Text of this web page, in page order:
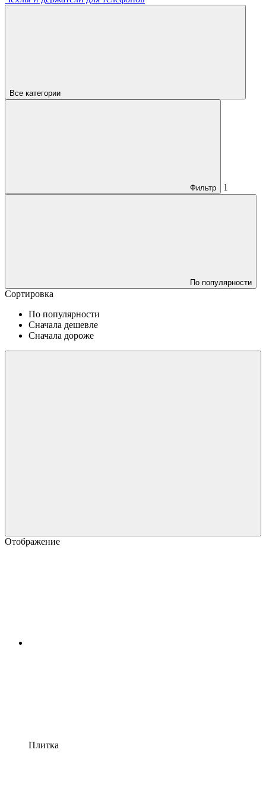
Все категории
Фильтр 1
По популярности
Сортировка
По популярности
Сначала дешевле
Сначала дороже
Отображение
Плитка